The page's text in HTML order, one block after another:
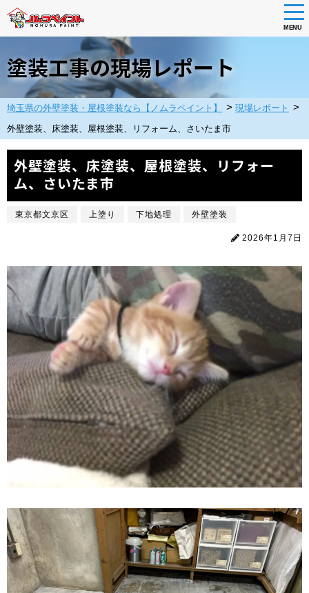
main
content
MENU
塗装工事の現場レポート
埼玉県の外壁塗装・屋根塗装なら【ノムラペイント】 > 現場レポート >
外壁塗装、床塗装、屋根塗装、リフォーム、さいたま市
外壁塗装、床塗装、屋根塗装、リフォー
ム、さいたま市
東京都文京区 上塗り 下地処理 外壁塗装
2026年1月7日